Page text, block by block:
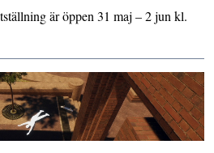
är öppen 31 maj – 2 jun kl.